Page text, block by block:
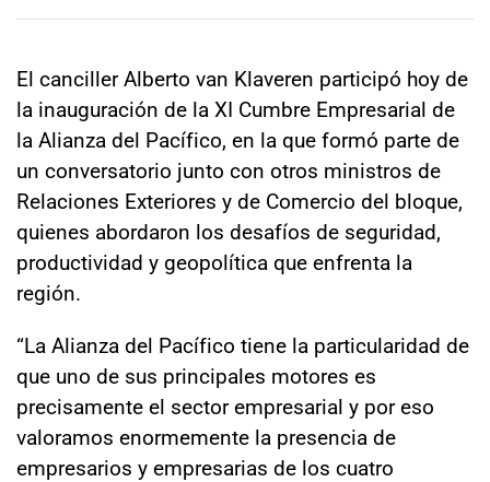
El canciller Alberto van Klaveren participó hoy de
la inauguración de la XI Cumbre Empresarial de
la Alianza del Pacífico, en la que formó parte de
un conversatorio junto con otros ministros de
Relaciones Exteriores y de Comercio del bloque,
quienes abordaron los desafíos de seguridad,
productividad y geopolítica que enfrenta la
región.
“La Alianza del Pacífico tiene la particularidad de
que uno de sus principales motores es
precisamente el sector empresarial y por eso
valoramos enormemente la presencia de
empresarios y empresarias de los cuatro